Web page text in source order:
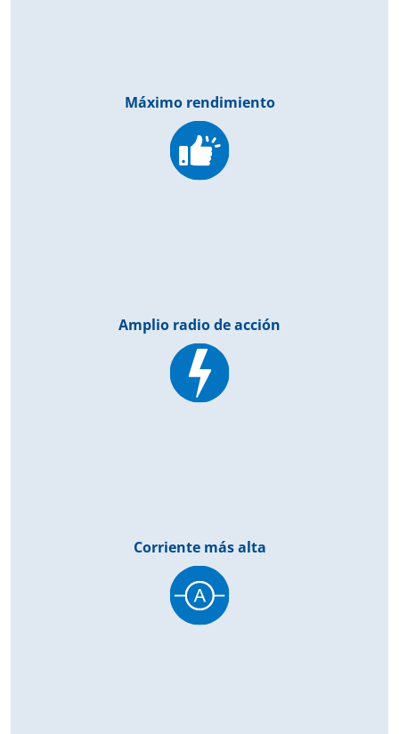
Máximo rendimiento
Amplio radio de acción
Corriente más alta